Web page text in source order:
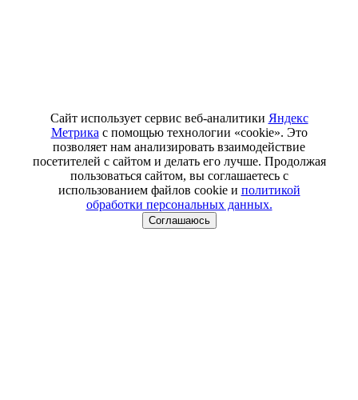
Сайт использует сервис веб-аналитики Яндекс
Метрика с помощью технологии «cookie». Это
позволяет нам анализировать взаимодействие
посетителей с сайтом и делать его лучше. Продолжая
пользоваться сайтом, вы соглашаетесь с
использованием файлов cookie и политикой
обработки персональных данных.
Соглашаюсь